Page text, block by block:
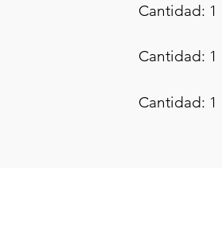
Cantidad: 1
Cantidad: 1
Cantidad: 1